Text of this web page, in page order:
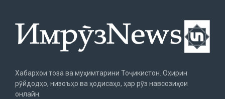
Хабархои тоза ва муҳимтарини Тоҷикистон. Охирин
рӯйдодҳо, низоъҳо ва ҳодисаҳо, ҳар рӯз навсозиҳои
онлайн.